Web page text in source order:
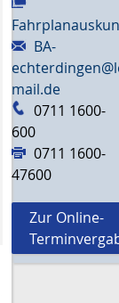
BA-
mail.de
0711 1600-
600
0711 1600-
47600
Zur Online-